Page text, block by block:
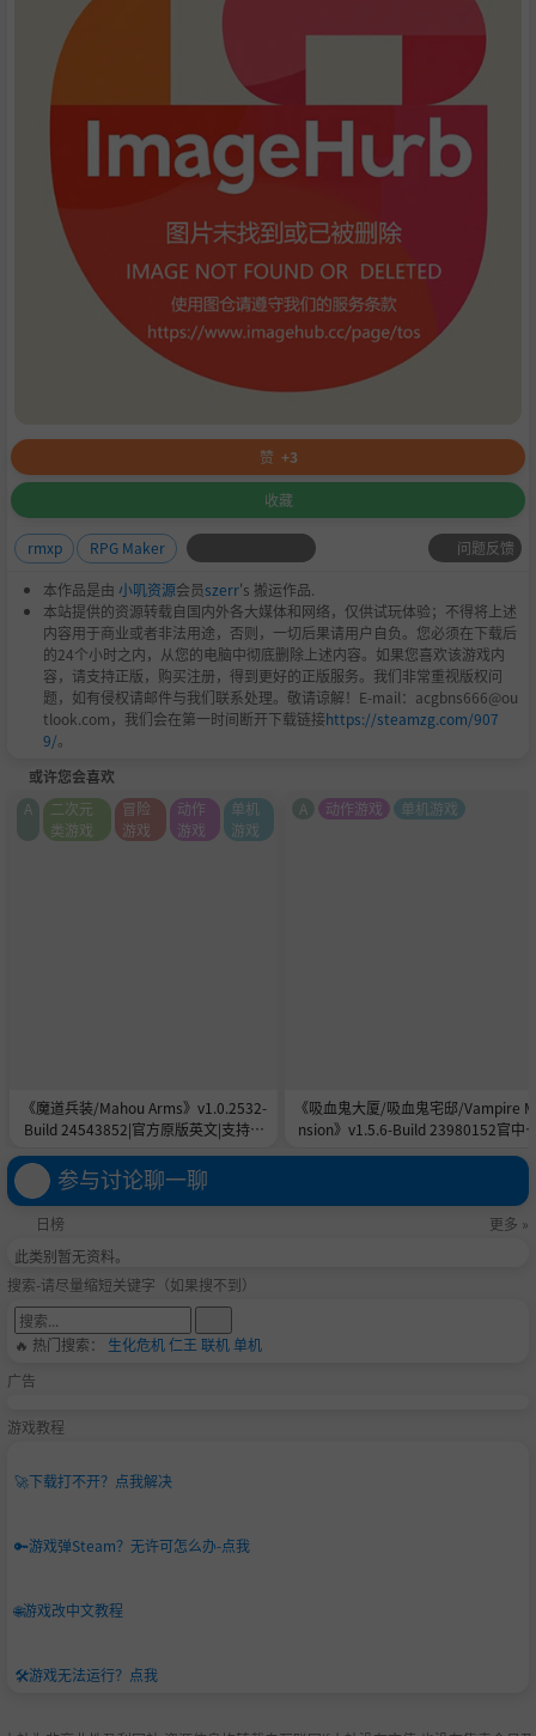
赞 +3
收藏
rmxp RPG Maker 问题反馈
本作品是由 小叽资源会员szerr's 搬运作品.
本站提供的资源转载自国内外各大媒体和网络，仅供试玩体验；不得将上述
内容用于商业或者非法用途，否则，一切后果请用户自负。您必须在下载后
的24个小时之内，从您的电脑中彻底删除上述内容。如果您喜欢该游戏内
容，请支持正版，购买注册，得到更好的正版服务。我们非常重视版权问
题，如有侵权请邮件与我们联系处理。敬请谅解！E-mail：acgbns666@ou
tlook.com，我们会在第一时间断开下载链接https://steamzg.com/907
9/。
或许您会喜欢
《魔道兵装/Mahou Arms》v1.0.2532-
Build 24543852|官方原版英文|支持键
A
二次元
类游戏
冒险
游戏
动作
游戏
单机
游戏
《吸血鬼大厦/吸血鬼宅邸/Vampire
nsion》v1.5.6-Build 23980152官中
A 动作游戏 单机游戏
参与讨论聊一聊
日榜
更多 »
此类别暂无资料。
搜索-请尽量缩短关键字（如果搜不到）
🔥 热门搜索： 生化危机仁王 联机单机
广告
游戏教程
🚀下载打不开？点我解决
🔑游戏弹Steam？无许可怎么办-点我
🌐游戏改中文教程
🛠️游戏无法运行？点我